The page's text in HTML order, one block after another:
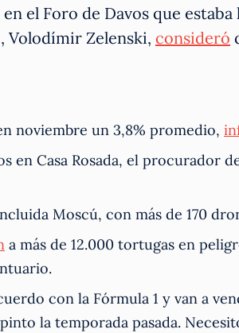
el Foro de Davos que
Volodímir Zelenski, consideró
noviembre un 3,8% promedio,
en Casa Rosada, el procurador
Moscú, con más de 170
a más de 12.000 tortugas en
con la Fórmula 1 y van a
la temporada pasada.